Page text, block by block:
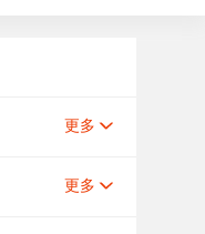
更多
更多